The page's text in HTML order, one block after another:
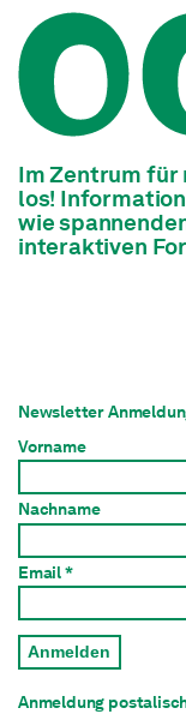
Special Features
Im Zentrum für
los!
wie
interaktiven
Newsletter
Vorname
Nachname
Email *
Anmelden
Anmeldung